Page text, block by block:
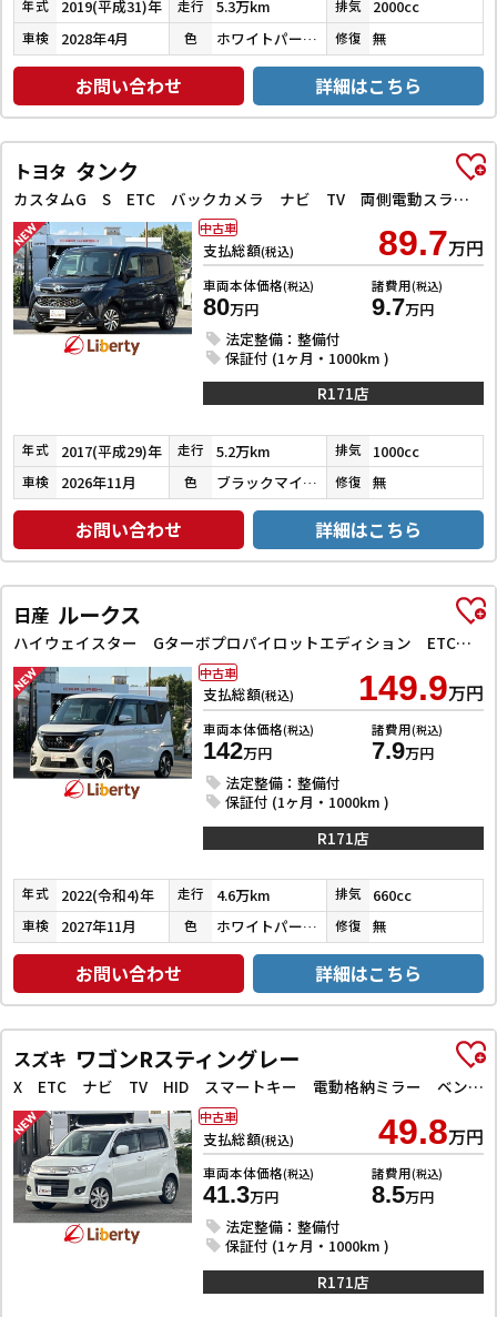
年式 2019(平成31)年 走行 5.3万km 排気 2000cc
車検 2028年4月 色 ホワイトパールクリスタルシャイン 修復 無
お問い合わせ 詳細はこちら
トヨタ タンク
カスタムG S ETC バックカメラ ナビ TV 両側電動スライドドア オートクルーズコントロール 衝突被害軽減システム アルミホイール オートライト LEDヘッドランプ スマートキー アイドリングストップ
支払総額(税込) 89.7万円
車両本体価格(税込)
80万円
諸費用(税込)
9.7万円
法定整備：整備付
保証付 (1ヶ月・1000km )
中古車
R171店
年式 2017(平成29)年 走行 5.2万km 排気 1000cc
車検 2026年11月 色 ブラックマイカメタリック 修復 無
お問い合わせ 詳細はこちら
日産 ルークス
ハイウェイスター Gターボプロパイロットエディション ETC 全周囲カメラ 両側電動スライドドア ナビ TV クリアランスソナー オートクルーズコントロール オートライト スマートキー アイドリングストップ 電動格納ミラー CVT Bluetooth
支払総額(税込) 149.9万円
車両本体価格(税込)
142万円
諸費用(税込)
7.9万円
法定整備：整備付
保証付 (1ヶ月・1000km )
中古車
R171店
年式 2022(令和4)年 走行 4.6万km 排気 660cc
車検 2027年11月 色 ホワイトパール３コートパール 修復 無
お問い合わせ 詳細はこちら
スズキ ワゴンRスティングレー
X ETC ナビ TV HID スマートキー 電動格納ミラー ベンチシート CVT 盗難防止システム ABS CD アルミホイール 衝突安全ボディ エアコン パワーステアリング パワーウィンドウ
支払総額(税込) 49.8万円
車両本体価格(税込)
41.3万円
諸費用(税込)
8.5万円
法定整備：整備付
保証付 (1ヶ月・1000km )
中古車
R171店